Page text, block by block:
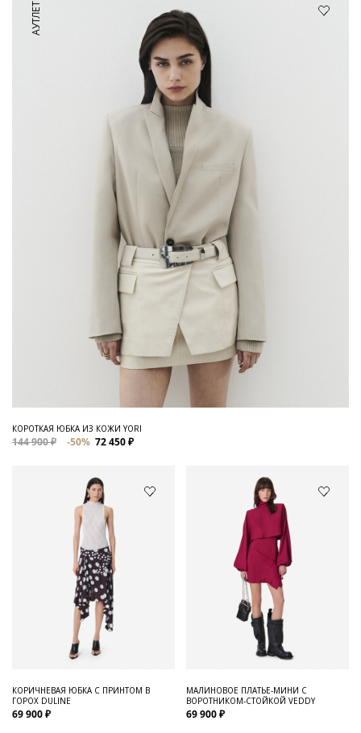
АУТЛЕТ
КОРОТКАЯ ЮБКА ИЗ КОЖИ YORI
144 900 ₽ -50% 72 450 ₽
КОРИЧНЕВАЯ ЮБКА С ПРИНТОМ В
ГОРОХ DULINE
69 900 ₽
МАЛИНОВОЕ ПЛАТЬЕ-МИНИ С
ВОРОТНИКОМ-СТОЙКОЙ VEDDY
69 900 ₽